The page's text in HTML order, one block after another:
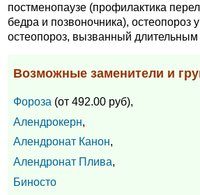
постменопаузе (профилактика
бедра и позвоночника), остеопороз
остеопороз, вызванный
Возможные заменители и
Фороза (от 492.00 руб),
Алендрокерн,
Алендронат Канон,
Алендронат Плива,
Биносто